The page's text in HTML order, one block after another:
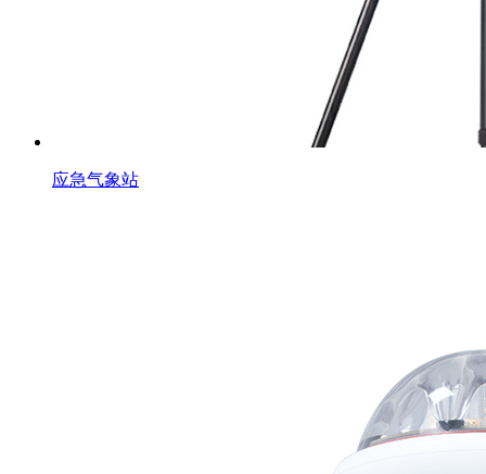
应急气象站